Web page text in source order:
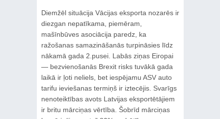
Diemžēl situācija Vācijas eksporta nozarēs ir
diezgan nepatīkama, piemēram,
mašīnbūves asociācija paredz, ka
ražošanas samazināšanās turpināsies līdz
nākamā gada 2.pusei. Labās ziņas Eiropai
— bezvienošanās Brexit risks tuvākā gada
laikā ir ļoti neliels, bet iespējamu ASV auto
tarifu ieviešanas termiņš ir iztecējis. Svarīgs
nenoteiktības avots Latvijas eksportētājiem
ir britu mārciņas vērtība. Šobrīd mārciņas